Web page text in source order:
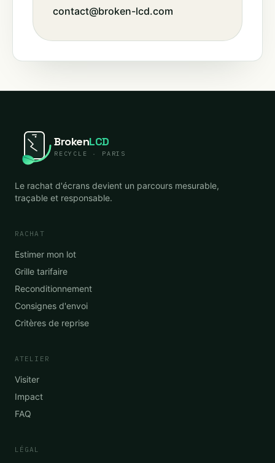
contact@broken-lcd.com
BrokenLCD
RECYCLE · PARIS
Le rachat d'écrans devient un parcours mesurable,
traçable et responsable.
RACHAT
Estimer mon lot
Grille tarifaire
Reconditionnement
Consignes d'envoi
Critères de reprise
ATELIER
Visiter
Impact
FAQ
LÉGAL